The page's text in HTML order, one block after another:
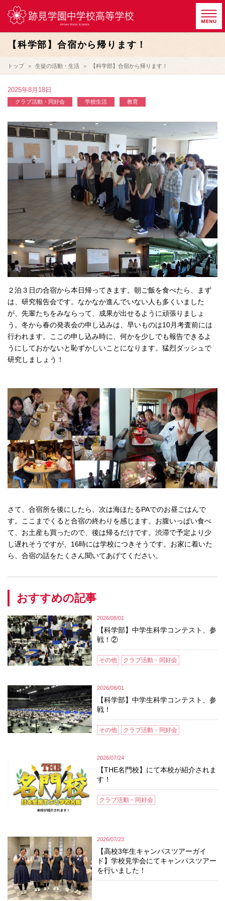
【科学部】合宿から帰ります！
トップ 生徒の活動・生活 【科学部】合宿から帰ります！
2025年8月18日
クラブ活動・同好会 学校生活 教育
２泊３日の合宿から本日帰ってきます。朝ご飯を食べたら、まず
は、研究報告会です。なかなか進んでいない人も多くいました
が、先輩たちをみならって、成果が出せるように頑張りましょ
う。冬から春の発表会の申し込みは、早いものは10月考査前には
行われます。ここの申し込み時に、何かを少しでも報告できるよ
うにしておかないと恥ずかしいことになります。猛烈ダッシュで
研究しましょう！
さて、合宿所を後にしたら、次は海ほたるPAでのお昼ごはんで
す。ここまでくると合宿の終わりを感じます。お腹いっぱい食べ
て、お土産も買ったので、後は帰るだけです。渋滞で予定より少
し遅れそうですが、16時には学校につきそうです。お家に着いた
ら、合宿の話をたくさん聞いてあげてください。
おすすめの記事
2026/08/01
【科学部】中学生科学コンテスト、参
戦！②
その他 クラブ活動・同好会
2026/08/01
【科学部】中学生科学コンテスト、参
戦！
その他 クラブ活動・同好会
2026/07/24
【THE名門校】にて本校が紹介されま
す！
クラブ活動・同好会
2026/07/23
【高校3年生キャンパスツアーガイ
ド】学校見学会にてキャンパスツアー
を行いました！